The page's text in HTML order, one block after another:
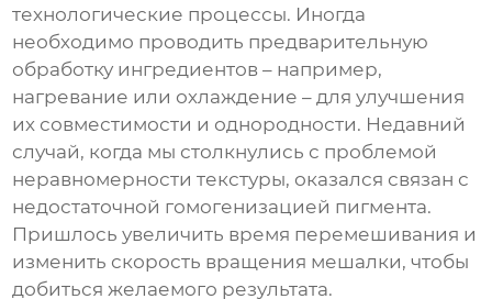
технологические процессы. Иногда
необходимо проводить предварительную
обработку ингредиентов – например,
нагревание или охлаждение – для улучшения
их совместимости и однородности. Недавний
случай, когда мы столкнулись с проблемой
неравномерности текстуры, оказался связан с
недостаточной гомогенизацией пигмента.
Пришлось увеличить время перемешивания и
изменить скорость вращения мешалки, чтобы
добиться желаемого результата.